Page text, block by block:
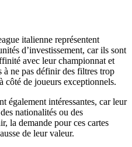
italienne représentent
d’investissement, car ils sont
avec leur championnat et
ne pas définir des filtres trop
côté de joueurs exceptionnels.
également intéressantes, car leur
nationalités ou des
la demande pour ces cartes
de leur valeur.